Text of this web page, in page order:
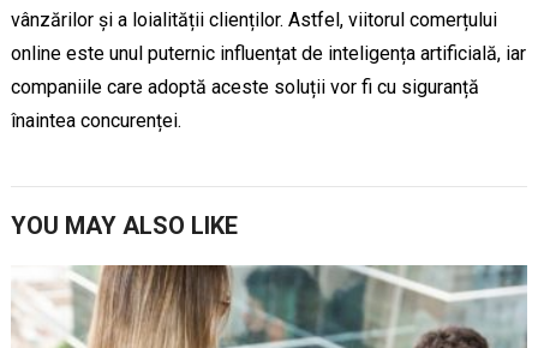
vânzărilor și a loialității clienților. Astfel, viitorul comerțului
online este unul puternic influențat de inteligența artificială, iar
companiile care adoptă aceste soluții vor fi cu siguranță
înaintea concurenței.
YOU MAY ALSO LIKE